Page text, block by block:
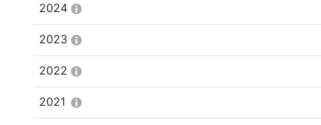
2024
2023
2022
2021